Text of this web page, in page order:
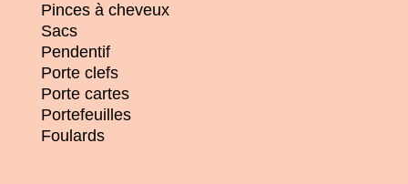
Pinces à cheveux
Sacs
Pendentif
Porte clefs
Porte cartes
Portefeuilles
Foulards